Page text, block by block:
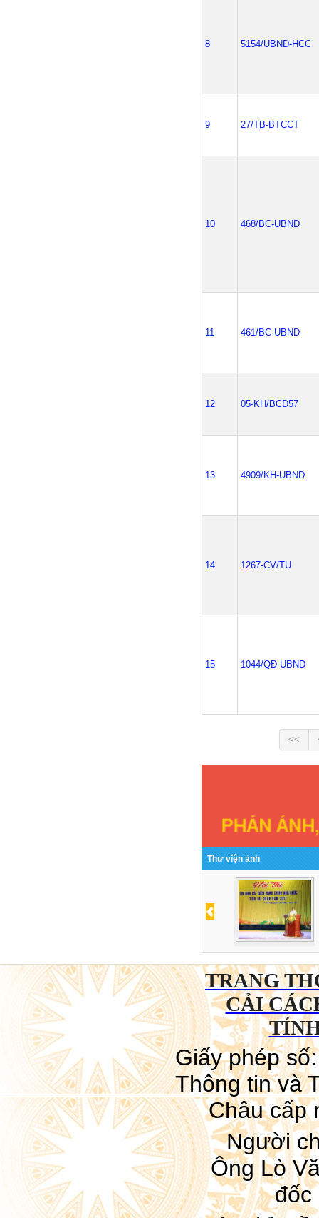
8 5154/UBND-HCC
9 27/TB-BTCCT
10 468/BC-UBND
11 461/BC-UBND
12 05-KH/BCĐ57
13 4909/KH-UBND
14 1267-CV/TU
15 1044/QĐ-UBND
<<
Thư viện ảnh
TRANG
CẢI
Giấy phép
Thông tin và
Châu cấp
Người
Ông Lò
đốc